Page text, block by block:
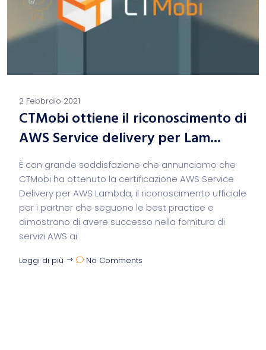
2 Febbraio 2021
CTMobi ottiene il riconoscimento di
AWS Service delivery per Lam...
È con grande soddisfazione che annunciamo che
CTMobi ha ottenuto la certificazione AWS Service
Delivery per AWS Lambda, il riconoscimento ufficiale
per i partner che seguono le best practice e
dimostrano di avere successo nella fornitura di
servizi AWS ai
Leggi di più No Comments